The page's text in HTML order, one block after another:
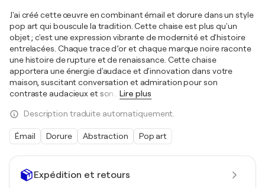
Expédition et retours
J'ai créé cette œuvre en combinant émail et dorure dans un style
pop art qui bouscule la tradition. Cette chaise est plus qu'un
objet ; c'est une expression vibrante de modernité et d'histoire
entrelacées. Chaque trace d’or et chaque marque noire raconte
une histoire de rupture et de renaissance. Cette chaise
apportera une énergie d'audace et d'innovation dans votre
maison, suscitant conversation et admiration pour son
contraste audacieux et son
Lire plus
Description traduite automatiquement.
Émail Dorure Abstraction Pop art